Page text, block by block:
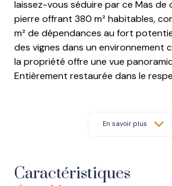
laissez-vous séduire par ce Mas de
pierre offrant 380 m² habitables,
m² de dépendances au fort
des vignes dans un environnement
la propriété offre une vue
Entièrement restaurée dans le
projet familial d'envergure, un
Espaces de vie & Accueil :
En savoir plus
Caractéristiques